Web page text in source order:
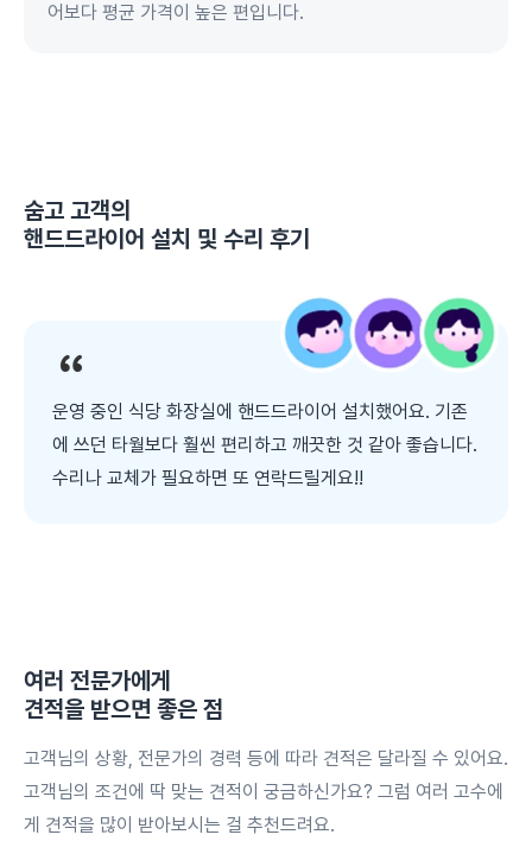
어보다 평균 가격이 높은 편입니다.
숨고 고객의
핸드드라이어 설치 및 수리 후기
운영 중인 식당 화장실에 핸드드라이어 설치했어요. 기존
에 쓰던 타월보다 훨씬 편리하고 깨끗한 것 같아 좋습니다.
수리나 교체가 필요하면 또 연락드릴게요!!
여러 전문가에게
견적을 받으면 좋은 점
고객님의 상황, 전문가의 경력 등에 따라 견적은 달라질 수 있어요.
고객님의 조건에 딱 맞는 견적이 궁금하신가요? 그럼 여러 고수에
게 견적을 많이 받아보시는 걸 추천드려요.